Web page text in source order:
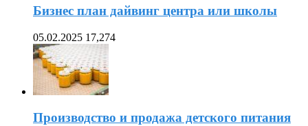
Бизнес план дайвинг центра или школы
05.02.2025 17,274
Производство и продажа детского питания